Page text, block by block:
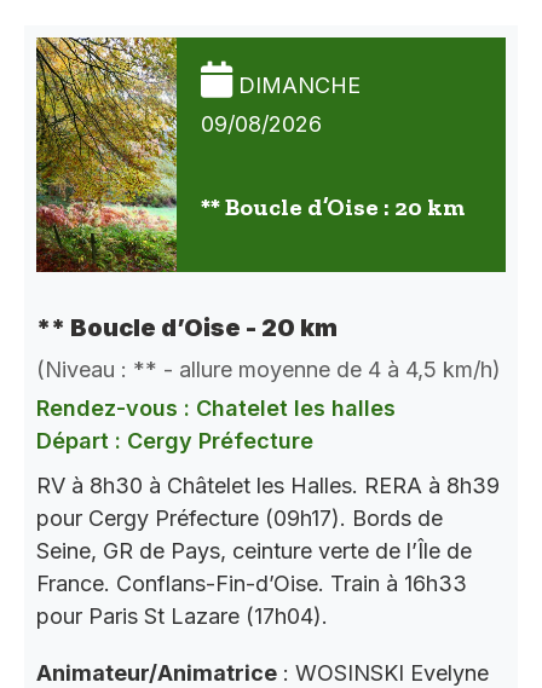
DIMANCHE
09/08/2026
** Boucle d’Oise : 20 km
** Boucle d’Oise - 20 km
(Niveau : ** - allure moyenne de 4 à 4,5 km/h)
Rendez-vous : Chatelet les halles
Départ : Cergy Préfecture
RV à 8h30 à Châtelet les Halles. RERA à 8h39
pour Cergy Préfecture (09h17). Bords de
Seine, GR de Pays, ceinture verte de l’Île de
France. Conflans-Fin-d’Oise. Train à 16h33
pour Paris St Lazare (17h04).
Animateur/Animatrice : WOSINSKI Evelyne